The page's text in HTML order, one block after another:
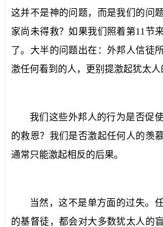
这并不是神的问题，而是我们的问
家尚未得救？如果我们照着第11 节
了。大半的问题出在：外邦人信徒
激任何看到的人，更别提激起犹太人
我们这些外邦人的行为是否促
的救恩？我们是否激起任何人的羡
通常只能激起相反的后果。
当然，这不是单方面的过失。
的基督徒，都会对大多数犹太人的